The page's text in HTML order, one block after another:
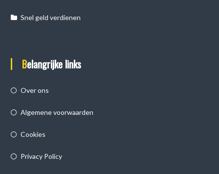
Snel geld verdienen
Belangrijke links
Over ons
Algemene voorwaarden
Cookies
Privacy Policy